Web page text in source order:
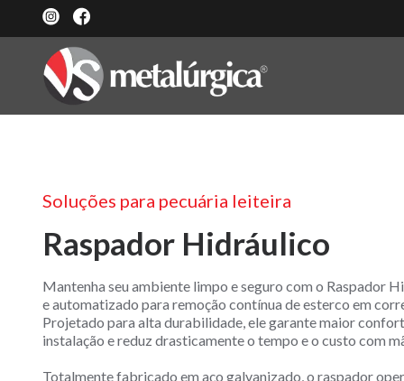
Soluções para pecuária leiteira
Raspador Hidráulico
Mantenha seu ambiente limpo e seguro com o Raspador
e automatizado para remoção contínua de esterco em
Projetado para alta durabilidade, ele garante maior
instalação e reduz drasticamente o tempo e o custo com
Totalmente fabricado em aço galvanizado, o raspador